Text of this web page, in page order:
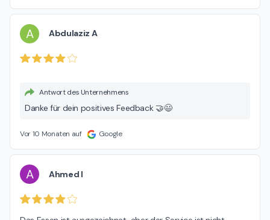
A Abdulaziz A
Antwort des Unternehmens
Danke für dein positives Feedback 🤝😃
Vor 10 Monaten auf Google
A Ahmed I